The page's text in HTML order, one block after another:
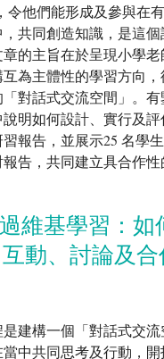
令他們能形成及參與在
共同創造知識，是這
的主旨在於呈現小學
為主體性的學習方向
對話式交流空間」。有
明如何設計、實行及
報告，並展示25 名學
告，共同建立具合作
維基學習：如
動、討論及合
建構一個「對話式交
中共同思考及行動，